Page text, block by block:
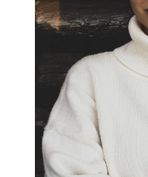
Puzdro:
Čistiaca handrička:
Kategória:
Značka:
Kód: